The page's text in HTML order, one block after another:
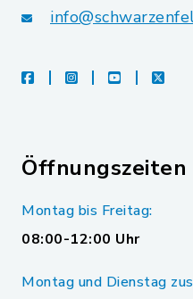
facebookinstagramyoutubeX
Öffnungszeiten
Montag bis Freitag:
08:00-12:00 Uhr
Montag und Dienstag